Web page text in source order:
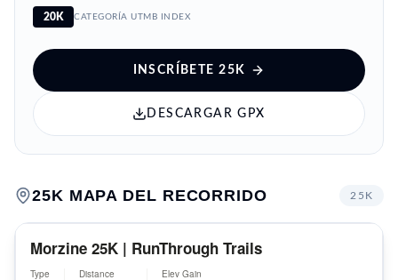
20K CATEGORÍA UTMB INDEX
INSCRÍBETE 25K
DESCARGAR GPX
25K MAPA DEL RECORRIDO 25K